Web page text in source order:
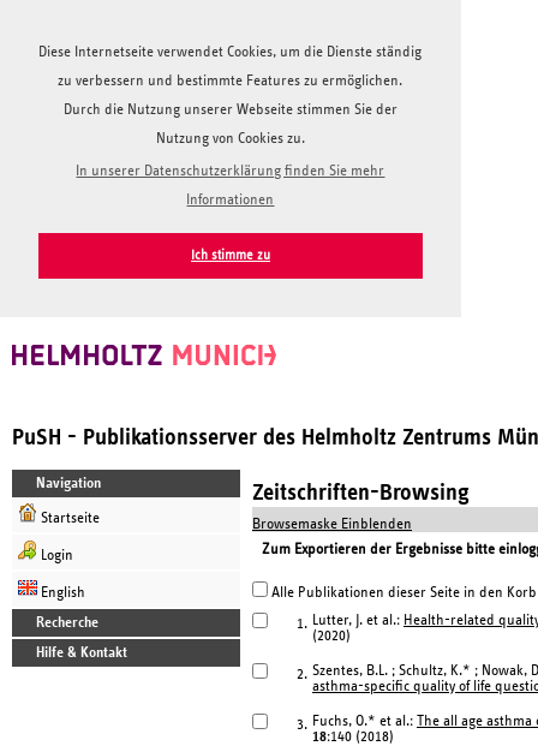
Diese Internetseite verwendet Cookies, um die Dienste ständig
zu verbessern und bestimmte Features zu ermöglichen.
Durch die Nutzung unserer Webseite stimmen Sie der
Nutzung von Cookies zu.
In unserer Datenschutzerklärung finden Sie mehr
Informationen
Ich stimme zu
PuSH - Publikationsserver des Helmholtz Zentrums
Navigation
Startseite
Login
English
Recherche
Hilfe & Kontakt
Zeitschriften-Browsing
Browsemaske Einblenden
Zum Exportieren der Ergebnisse bitte
Alle Publikationen dieser Seite in den
1. Lutter, J. et al.: Health-related quality
(2020)
2. Szentes, B.L. ; Schultz, K.* ;
asthma-specific quality of life
3. Fuchs, O.* et al.: The all age asthma
18:140 (2018)